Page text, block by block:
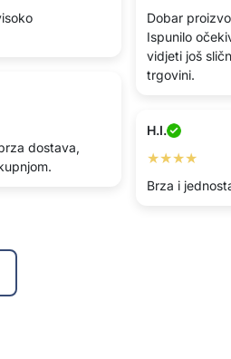
Dobar
Ispunilo
vidjeti još
trgovini.
dostava,
H.I.
★★★★
Brza i